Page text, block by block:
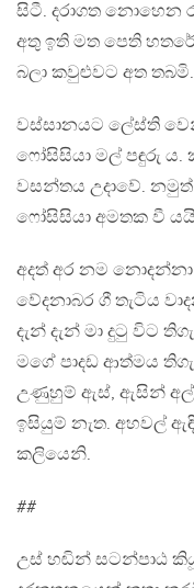
සිටී. දරාගත නොහෙන
අතු ඉති මත පෙති
බලා කවුළුවට අත තබමි.
වස්සානයට ලේස්ති
ෆෝසිසියා මල් පඳුරු
වසන්තය උදාවේ.
ෆෝසිසියා අමතක වී
අදත් අර නම
වේදනාබර ගී තැටිය
දැන් දැන් මා දුටු විට
මගේ පාදඩ ආත්මය
උණුහුම් ඇස්, ඇසින්
ඉසියුම් නැත. අහවල්
කලියෙනි.
##
උස් හඬින් සටන්පාඨ